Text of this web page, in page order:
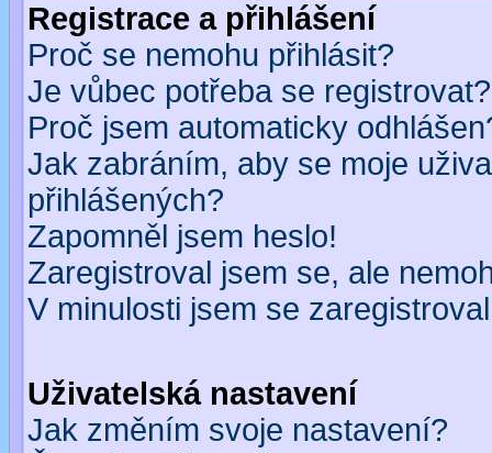
Registrace a přihlášení
Proč se nemohu přihlásit?
Je vůbec potřeba se registrovat?
Proč jsem automaticky
Jak zabráním, aby se moje
přihlášených?
Zapomněl jsem heslo!
Zaregistroval jsem se, ale
V minulosti jsem se
Uživatelská nastavení
Jak změním svoje nastavení?